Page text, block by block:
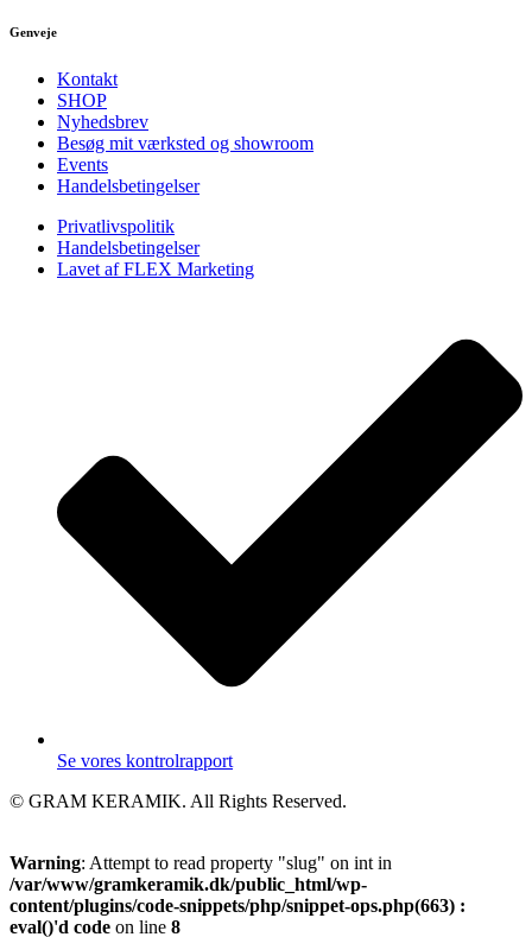
Genveje
Kontakt
SHOP
Nyhedsbrev
Besøg mit værksted og showroom
Events
Handelsbetingelser
Privatlivspolitik
Handelsbetingelser
Lavet af FLEX Marketing
Se vores kontrolrapport
© GRAM KERAMIK. All Rights Reserved.
Warning: Attempt to read property "slug" on int in
/var/www/gramkeramik.dk/public_html/wp-
content/plugins/code-snippets/php/snippet-ops.php(663) :
eval()'d code on line 8